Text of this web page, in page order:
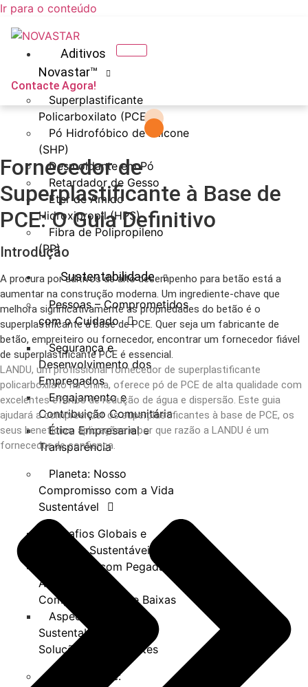
Ir para o conteúdo
Aditivos
Novastar™
Superplastificante
Policarboxilato (PCE)
Pó Hidrofóbico de Silicone
(SHP)
Desmoldante em Pó
Retardador de Gesso
Eter de Amido
Hidroxipropil (HPS)
Fibra de Polipropileno
(PP)
Sustentabilidade
Pessoas – Comprometidos
com o Cuidado
Segurança e
Desenvolvimento dos
Empregados
Engajamento e
Contribuição Comunitária
Ética Empresarial e
Transparência
Planeta: Nosso
Compromisso com a Vida
Sustentável
Desafios Globais e
Soluções Sustentáveis
Produtos com Pegadas
Ambientais
Comprovadamente Baixas
Aspectos de
Sustentabilidade nas
Soluções para Clientes
Prosperidade:
Contacte Agora!
Fornecedor de
Superplastificante à Base de
PCE: O Guia Definitivo
Introdução
A procura por aditivos de alto desempenho para betão está a
aumentar na construção moderna. Um ingrediente-chave que
melhora significativamente as propriedades do betão é o
superplastificante à base de PCE. Quer seja um fabricante de
betão, empreiteiro ou fornecedor, encontrar um fornecedor fiável
de superplastificante PCE é essencial.
LANDU, um profissionalfornecedor de superplastificante
policarboxilatona China, oferece pó de PCE de alta qualidade com
excelentes efeitos de redução de água e dispersão. Este guia
ajudará a compreender os superplastificantes à base de PCE, os
seus benefícios, aplicações e por que razão a LANDU é um
fornecedor de confiança.